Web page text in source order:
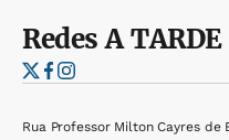
RedesA TARDE
Rua Professor Milton Cayres de